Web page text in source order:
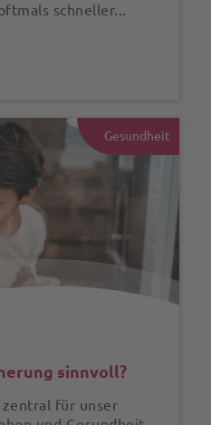
schneller...
Gesundheit
sinnvoll?
zentral für unser